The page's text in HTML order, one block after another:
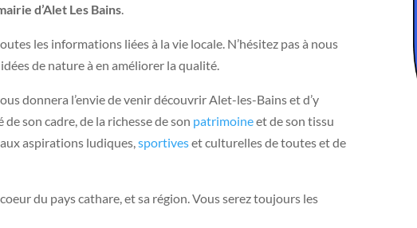
d’Alet Les Bains.
les informations liées à la vie locale. N’hésitez pas à nous
de nature à en améliorer la qualité.
donnera l’envie de venir découvrir Alet-les-Bains et d’y
son cadre, de la richesse de son patrimoineet de son tissu
aspirations ludiques,sportiveset culturelles de toutes et de
du pays cathare, et sa région. Vous serez toujours les